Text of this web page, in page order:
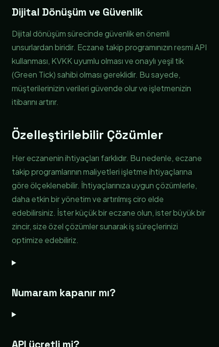
Dijital Dönüşüm ve Güvenlik
Dijital dönüşüm sürecinde güvenlik en önemli
unsurlardan biridir. Eczane takip programınızın resmi API
kullanması, KVKK uyumlu olması ve onaylı yeşil tik
(Green Tick) sahibi olması gereklidir. Bu sayede,
müşterilerinizin verileri güvende olur ve işletmenizin
itibarını artırır.
Özelleştirilebilir Çözümler
Her eczanenin ihtiyaçları farklıdır. Bu nedenle, eczane
takip programlarının maliyetleri işletme ihtiyaçlarına
göre ölçeklenebilir. İhtiyaçlarınıza uygun çözümlerle,
daha etkin bir yönetim ve artırılmış ciro elde
edebilirsiniz. İster küçük bir eczane olun, ister büyük bir
zincir, size özel çözümler sunarak iş süreçlerinizi
optimize edebiliriz.
Numaram kapanır mı?
API ücretli mi?